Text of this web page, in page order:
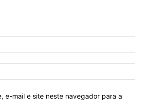
e-mail e site neste navegador para a